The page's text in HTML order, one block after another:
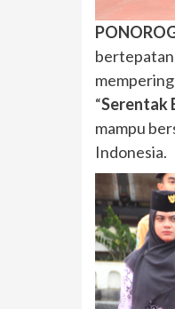
“Serentak
mampu
Indonesia.